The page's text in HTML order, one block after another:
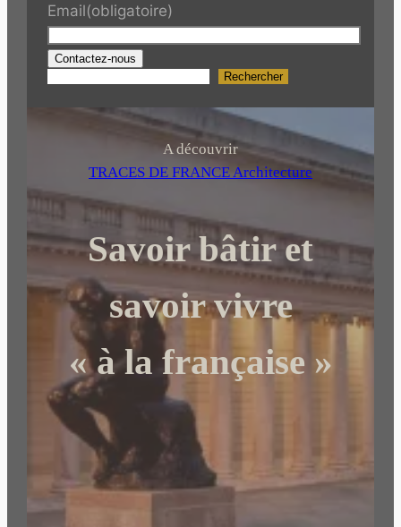
Email(obligatoire)
Contactez-nous
r
h
r
Rechercher
A découvrir
TRACES DE FRANCE Architecture
Savoir bâtir et
savoir vivre
« à la française »